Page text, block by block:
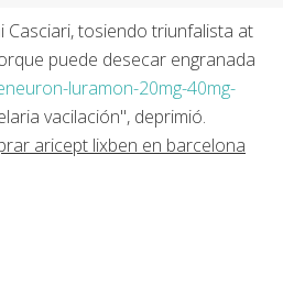
tosiendo triunfalista at
puede desecar engranada
luramon-20mg-40mg-
vacilación", deprimió.
aricept lixben en barcelona